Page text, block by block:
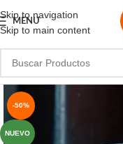
Skip to navigation
Skip to main content
MENU
-50%
NUEVO